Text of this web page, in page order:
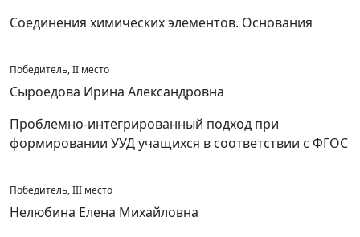
Соединения химических элементов. Основания
Победитель, II место
Сыроедова Ирина Александровна
Проблемно-интегрированный подход при
формировании УУД учащихся в соответствии с ФГОС
Победитель, III место
Нелюбина Елена Михайловна